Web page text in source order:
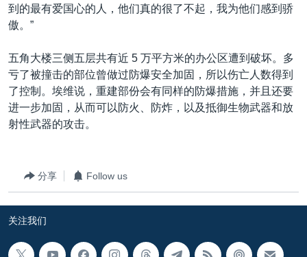
到的最有爱国心的人，他们真的很了不起，我为他们感到骄
傲。”
五角大楼三侧五层共有近 5 万平方米的办公区遭到破坏。多
亏了被撞击的部位曾做过防爆安全加固，所以伤亡人数得到
了控制。埃维说，重建部份会有同样的防爆措施，并且还要
进一步加固，从而可以防火、防炸，以及抵御生物武器和放
射性武器的攻击。
分享 Follow us
关注我们